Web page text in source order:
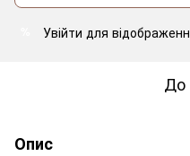
Увійти для
До
Опис